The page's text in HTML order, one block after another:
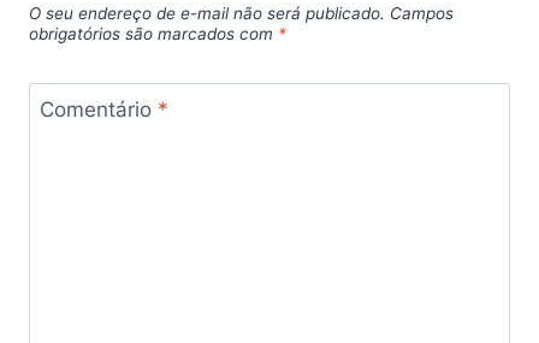
O seu endereço de e-mail não será publicado. Campos
obrigatórios são marcados com *
Comentário *